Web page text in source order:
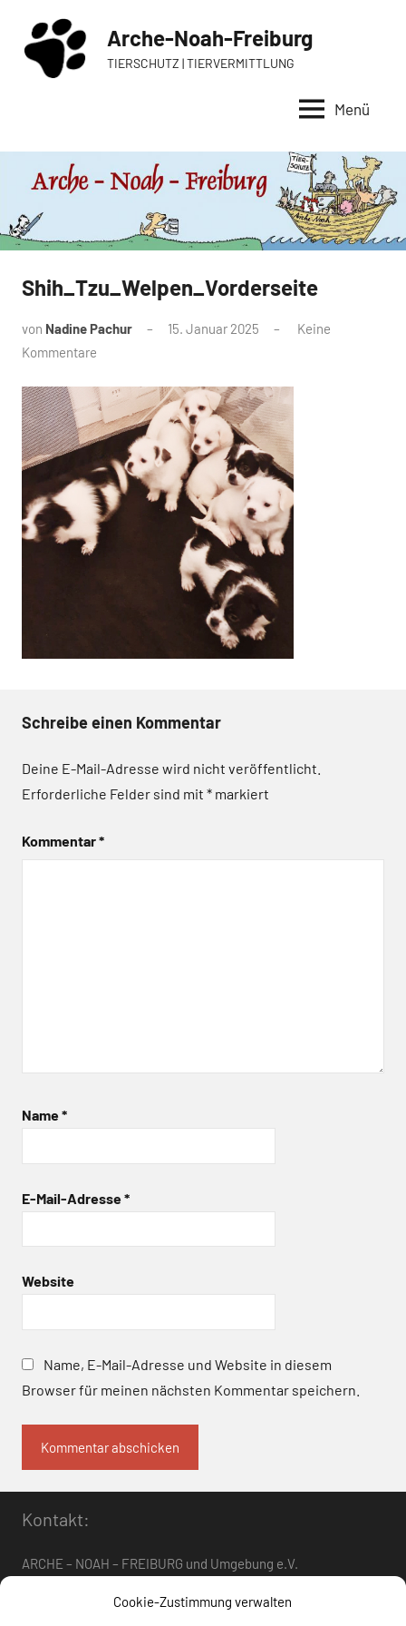
Cookie-Zustimmung verwalten
Inhalt
springen
Arche-Noah-Freiburg
TIERSCHUTZ | TIERVERMITTLUNG
Menü
Shih_Tzu_Welpen_Vorderseite
von Nadine Pachur 15. Januar 2025
Keine
Kommentare
Schreibe einen Kommentar
Deine E-Mail-Adresse wird nicht veröffentlicht.
Erforderliche Felder sind mit * markiert
Kommentar*
Name*
E-Mail-Adresse*
Website
Name, E-Mail-Adresse und Website in diesem
Browser für meinen nächsten Kommentar speichern.
Kontakt:
ARCHE – NOAH – FREIBURG und Umgebung e.V.
arche-noah-freiburg[at]freenet.de